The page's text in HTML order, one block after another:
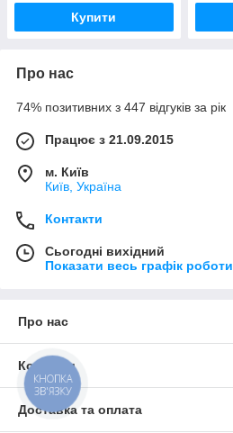
Купити
Про нас
74% позитивних з 447 відгуків за рік
Працює з 21.09.2015
м. Київ
Київ, Україна
Контакти
Сьогодні вихідний
Показати весь графік роботи
Про нас
Контакти
Доставка та оплата
КНОПКА
ЗВ'ЯЗКУ